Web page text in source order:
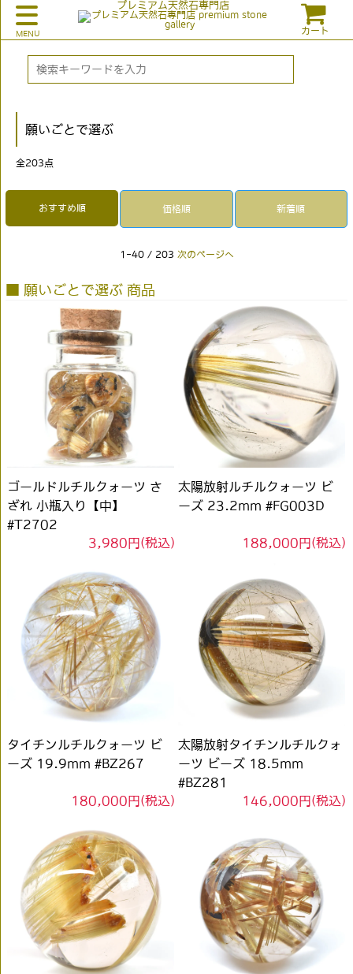
プレミアム天然石専門店
カート
願いごとで選ぶ
全203点
おすすめ順 価格順 新着順
1-40 / 203 次のページへ
■ 願いごとで選ぶ 商品
ゴールドルチルクォーツ さ
ざれ 小瓶入り【中】
#T2702
3,980円(税込)
太陽放射ルチルクォーツ ビ
ーズ 23.2mm #FG003D
188,000円(税込)
タイチンルチルクォーツ ビ
ーズ 19.9mm #BZ267
180,000円(税込)
太陽放射タイチンルチルクォ
ーツ ビーズ 18.5mm
#BZ281
146,000円(税込)